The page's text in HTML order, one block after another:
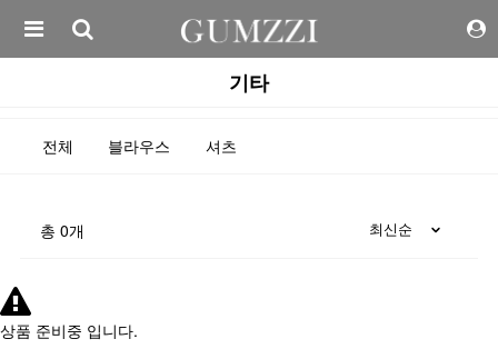
기타
전체 블라우스 셔츠
총 0개
상품 준비중 입니다.